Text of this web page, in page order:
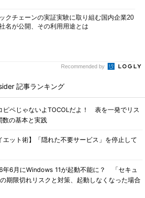
クチェーンの実証実験に取り組む国内企業20
名が公開、その利用用途とは
Recommended by
記事ランキング
ピペじゃないよTOCOLだよ！ 表を一発でリス
数の基本と実践
エット術】「隠れた不要サービス」を停止して
年6月にWindows 11が起動不能に？ 「セキュ
期限切れリスクと対策、起動しなくなった場合